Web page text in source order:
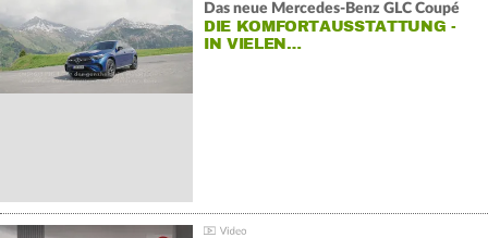
Das neue Mercedes-Benz GLC Coupé
DIE KOMFORTAUSSTATTUNG -
IN VIELEN…